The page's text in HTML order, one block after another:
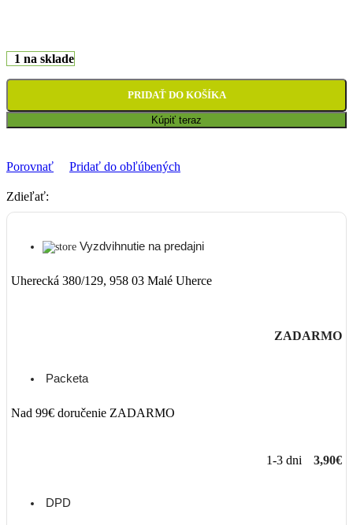
1 na sklade
PRIDAŤ DO KOŠÍKA
Kúpiť teraz
Porovnať Pridať do obľúbených
Zdieľať:
Vyzdvihnutie na predajni
Uherecká 380/129, 958 03 Malé Uherce
ZADARMO
Packeta
Nad 99€ doručenie ZADARMO
1-3 dni 3,90€
DPD